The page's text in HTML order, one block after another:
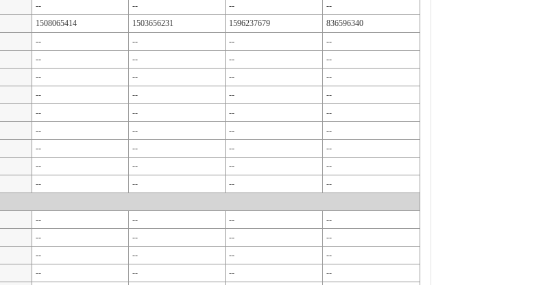
-- -- --
--
1508065414 1503656231 1596237679
836596340
-- -- --
--
-- -- --
--
-- -- --
--
-- -- --
--
-- -- --
--
-- -- --
--
-- -- --
--
-- -- --
--
-- -- --
--
-- -- --
--
-- -- --
--
-- -- --
--
-- -- --
--